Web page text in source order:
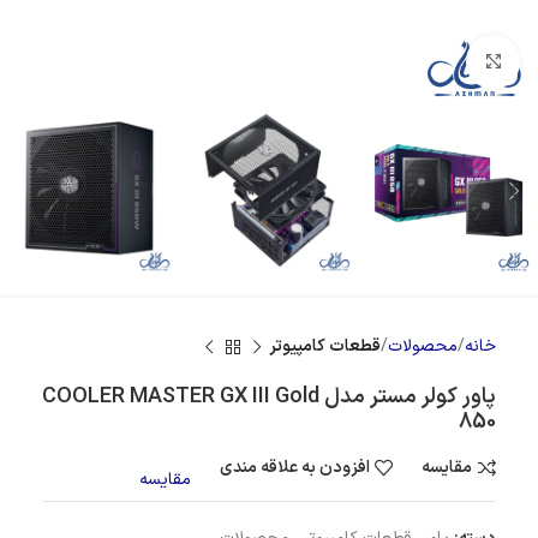
بزرگنمایی تصویر
خانه محصولات قطعات کامپیوتر
پاور کولر مستر مدل COOLER MASTER GX III Gold
850
مقایسه افزودن به علاقه مندی مقایسه